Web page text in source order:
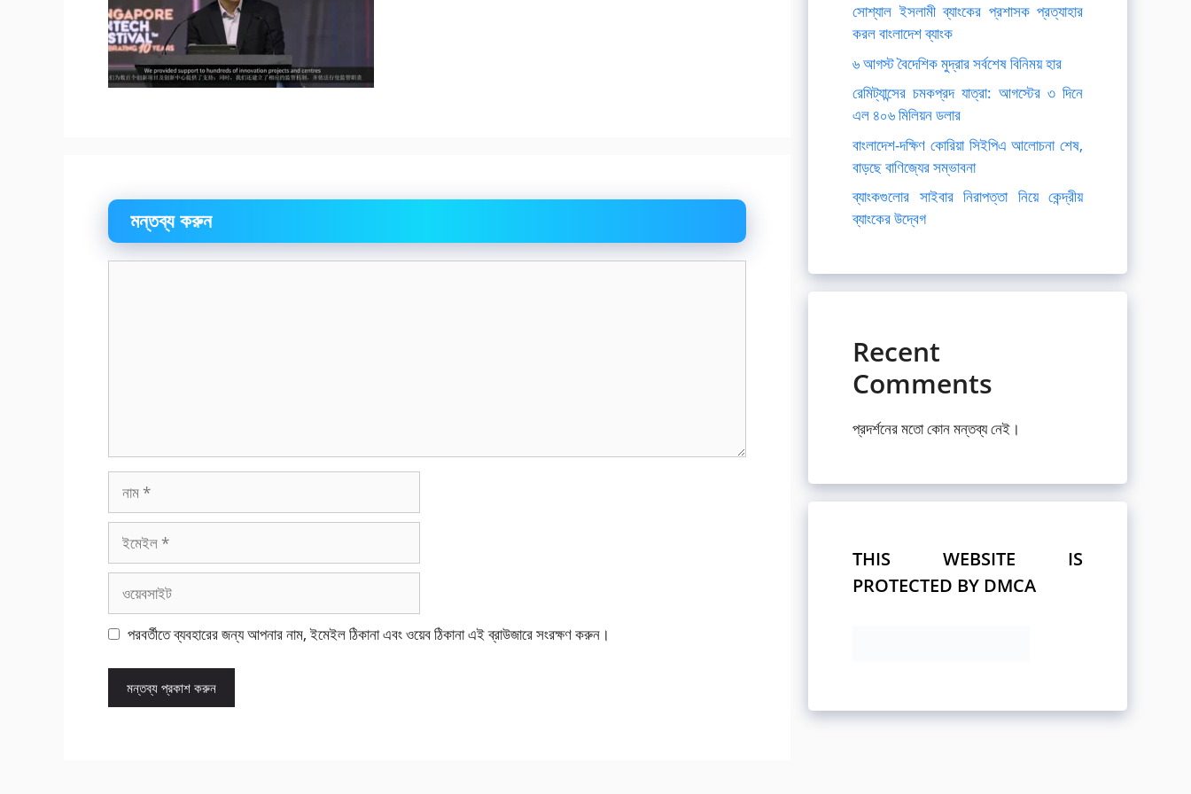
মন্তব্য করুন
ইমেইল
পরবর্তীতে ব্যবহারের জন্য আপনার নাম, ইমেইল ঠিকানা এবং ওয়েব ঠিকানা এই ব্রাউজারে সংরক্ষণ করুন।
সোশ্যাল ইসলামী ব্যাংকের প্রশাসক প্রত্যাহার
করল বাংলাদেশ ব্যাংক
৬ আগস্ট বৈদেশিক মুদ্রার সর্বশেষ বিনিময় হার
রেমিট্যান্সের চমকপ্রদ যাত্রা: আগস্টের ৩ দিনে
এল ৪০৬ মিলিয়ন ডলার
বাংলাদেশ-দক্ষিণ কোরিয়া সিইপিএ আলোচনা শেষ,
বাড়ছে বাণিজ্যের সম্ভাবনা
ব্যাংকগুলোর সাইবার নিরাপত্তা নিয়ে কেন্দ্রীয়
ব্যাংকের উদ্বেগ
Recent
Comments
প্রদর্শনের মতো কোন মন্তব্য নেই।
THIS WEBSITE IS
PROTECTED BY DMCA